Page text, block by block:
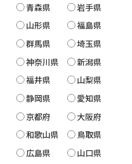
青森県
岩手県
山形県
福島県
群馬県
埼玉県
神奈川県
新潟県
福井県
山梨県
静岡県
愛知県
京都府
大阪府
和歌山県
鳥取県
広島県
山口県